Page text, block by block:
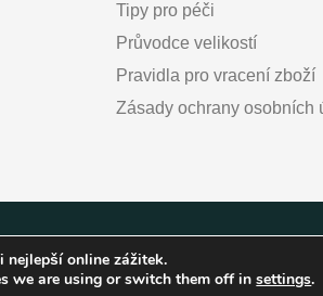
Tipy pro péči
Průvodce velikostí
Pravidla pro vracení zboží
Zásady ochrany osobních
nejlepší online zážitek.
we are using or switch them off insettings.